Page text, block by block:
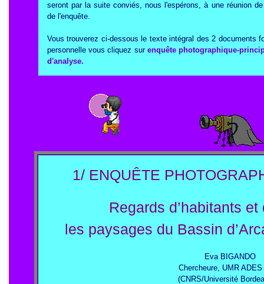
seront par la suite conviés, nous l'espérons, à une réunion
de l'enquête.
Vous trouverez ci-dessous le texte intégral des 2 documents
personnelle vous cliquez sur enquête photographique-
d'analyse.
1/ ENQUÊTE
Regards d’habitants
les paysages du Bassin
Eva BIGANDO
Chercheure, UMR ADES
(CNRS/Université